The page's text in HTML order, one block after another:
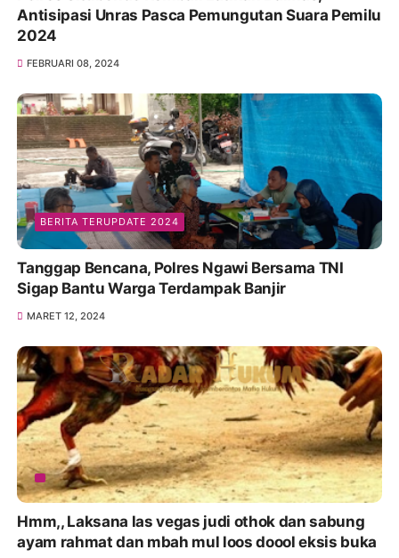
Antisipasi Unras Pasca Pemungutan Suara Pemilu
2024
FEBRUARI 08, 2024
BERITA TERUPDATE 2024
Tanggap Bencana, Polres Ngawi Bersama TNI
Sigap Bantu Warga Terdampak Banjir
MARET 12, 2024
Hmm,, Laksana las vegas judi othok dan sabung
ayam rahmat dan mbah mul loos doool eksis buka